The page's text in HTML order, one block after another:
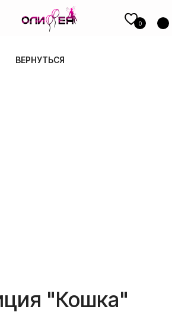
0
ВЕРНУТЬСЯ
шаров
"Кошка"